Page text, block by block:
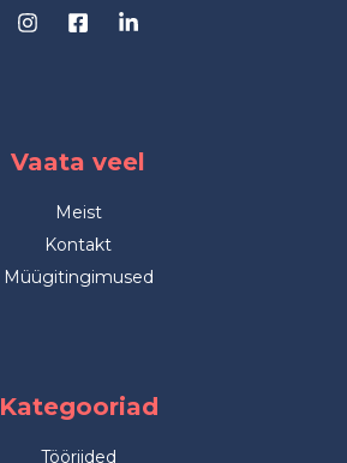
Vaata veel
Meist
Kontakt
Müügitingimused
Kategooriad
Tööriided